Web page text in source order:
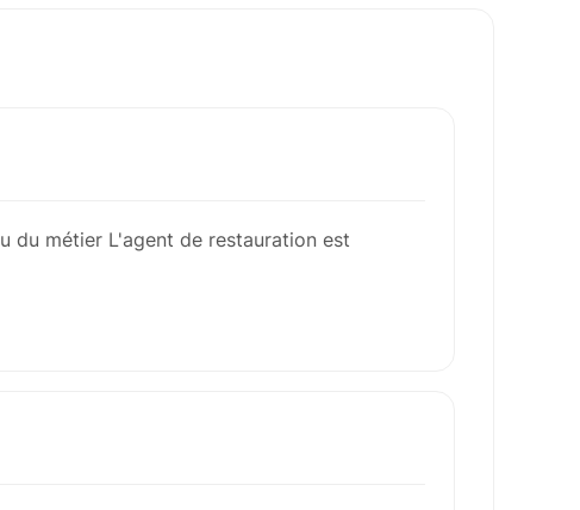
du métier L'agent de restauration est